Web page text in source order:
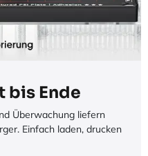
bis Ende
Überwachung liefern
Einfach laden, drucken